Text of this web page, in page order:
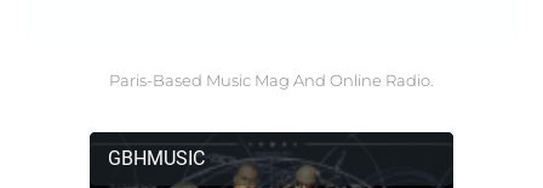
Paris-Based Music Mag And Online Radio.